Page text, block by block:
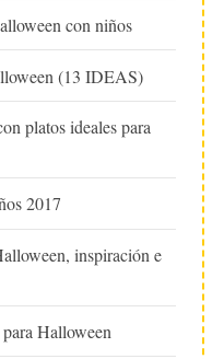
con niños
(13 IDEAS)
platos ideales para
2017
inspiración e
Halloween